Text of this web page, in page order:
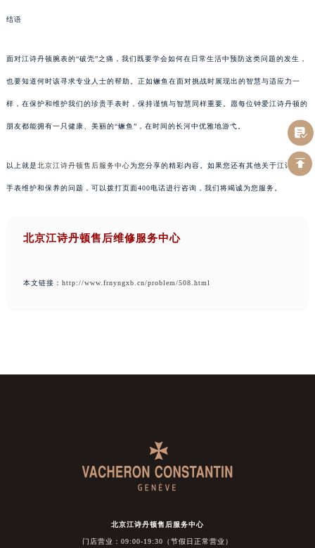
结语
面对江诗丹顿腕表的“破壳”之痛，我们既要学会如何在日常生活中预防这类问题的发生，
也要知道何时该寻求专业人士的帮助。正如鳜鱼在面对挑战时展现出的智慧与适应力一
样，在保护和维护我们的珍贵手表时，保持谨慎与智慧同样重要。愿每位钟爱江诗丹顿的
朋友都能拥有一只健康、美丽的“鳜鱼”，在时间的长河中优雅地游弋。
以上就是北京江诗丹顿售后服务中心为您分享的精彩内容。如果您还有其他关于江诗丹顿
手表维护和保养的问题，可以拨打页面400电话进行咨询，我们将竭诚为您服务。
北京江诗丹顿售后维修服务中心
本文链接： http://www.frnyngxb.cn/problem/508.html
北京江诗丹顿售后服务中心
门店营业：09:00-19:30（节假日正常营业）